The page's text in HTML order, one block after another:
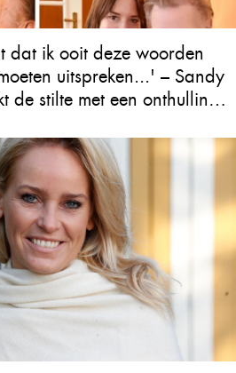
dat ik ooit deze woorden
uitspreken...' – Sandy
de stilte met een onthulling